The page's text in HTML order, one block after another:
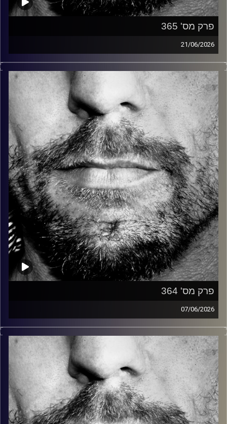
פרק מס' 365
21/06/2026
זיפים, מוזיקה מחוספסת של הופעות חיות. הרבה ג'אם, רוק,
בלוז, bluegrass, ג'אז, Fאנק, פרוגרסיב ואפילו אלקטרוניקה.
כל מה שחי, אמיתי ונושם.
עם שמוליק רגב.
קרדיט תמונות: David Goehring
פרק מס' 364
07/06/2026
זיפים, מוזיקה מחוספסת של הופעות חיות. הרבה ג'אם, רוק,
בלוז, bluegrass, ג'אז, Fאנק, פרוגרסיב ואפילו אלקטרוניקה.
כל מה שחי, אמיתי ונושם.
עם שמוליק רגב.
קרדיט תמונות: David Goehring